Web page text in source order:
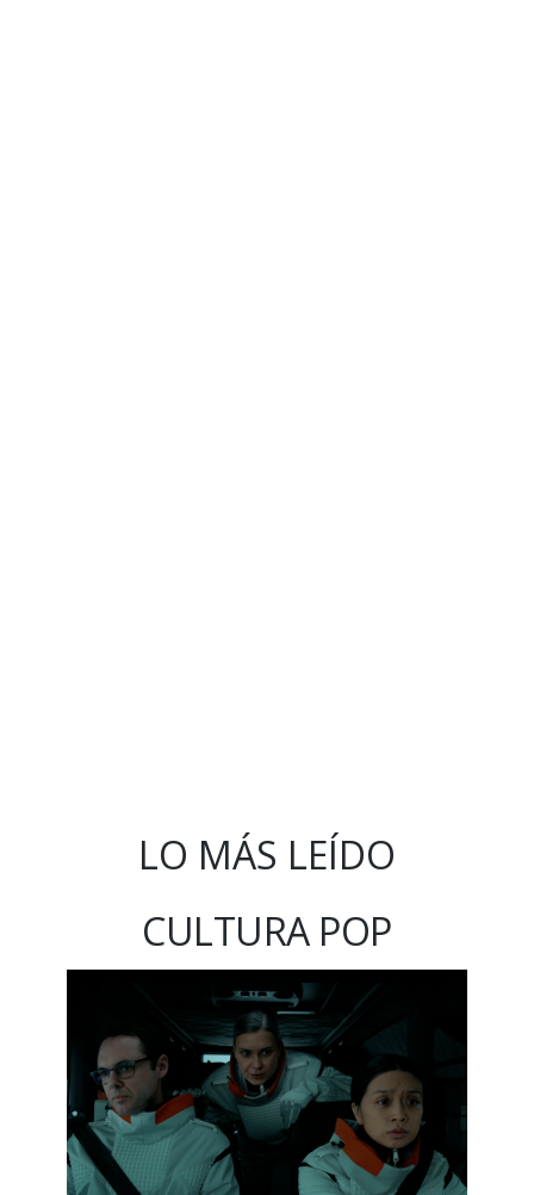
LO MÁS LEÍDO
CULTURA POP